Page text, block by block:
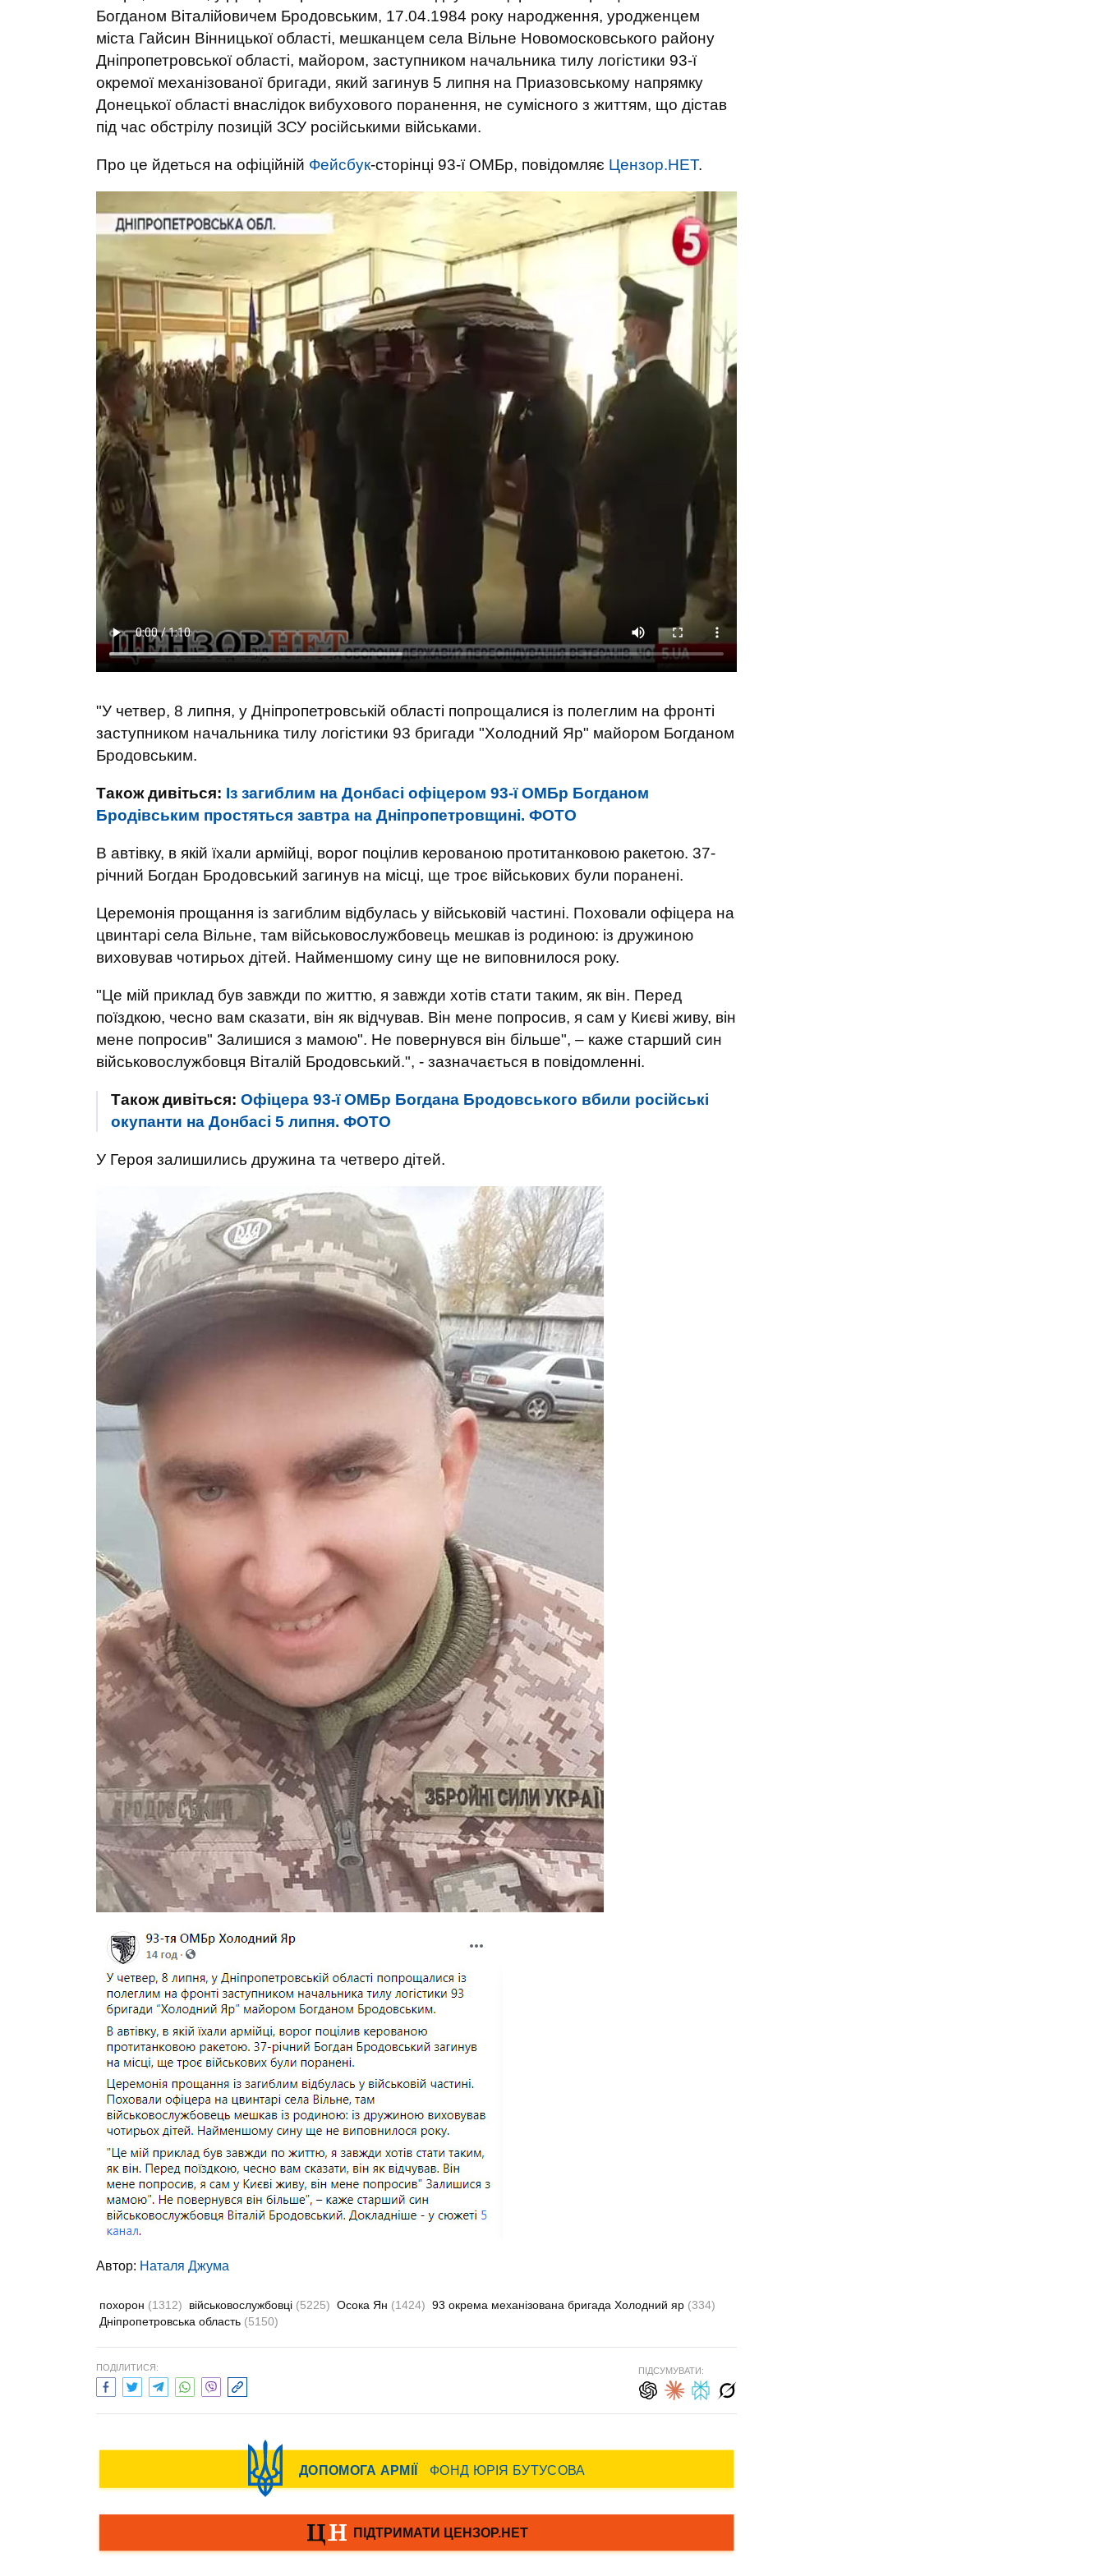
Богданом Віталійовичем Бродовським, 17.04.1984 року народження, уродженцем
міста Гайсин Вінницької області, мешканцем села Вільне Новомосковського району
Дніпропетровської області, майором, заступником начальника тилу логістики 93-ї
окремої механізованої бригади, який загинув 5 липня на Приазовському напрямку
Донецької області внаслідок вибухового поранення, не сумісного з життям, що дістав
під час обстрілу позицій ЗСУ російськими військами.
Про це йдеться на офіційній Фейсбук-сторінці 93-ї ОМБр, повідомляє Цензор.НЕТ.
"У четвер, 8 липня, у Дніпропетровській області попрощалися із полеглим на фронті
заступником начальника тилу логістики 93 бригади "Холодний Яр" майором Богданом
Бродовським.
Також дивіться: Із загиблим на Донбасі офіцером 93-ї ОМБр Богданом
Бродівським простяться завтра на Дніпропетровщині. ФОТО
В автівку, в якій їхали армійці, ворог поцілив керованою протитанковою ракетою. 37-
річний Богдан Бродовський загинув на місці, ще троє військових були поранені.
Церемонія прощання із загиблим відбулась у військовій частині. Поховали офіцера на
цвинтарі села Вільне, там військовослужбовець мешкав із родиною: із дружиною
виховував чотирьох дітей. Найменшому сину ще не виповнилося року.
"Це мій приклад був завжди по життю, я завжди хотів стати таким, як він. Перед
поїздкою, чесно вам сказати, він як відчував. Він мене попросив, я сам у Києві живу, він
мене попросив" Залишися з мамою". Не повернувся він більше", – каже старший син
військовослужбовця Віталій Бродовський.", - зазначається в повідомленні.
Також дивіться: Офіцера 93-ї ОМБр Богдана Бродовського вбили російські
окупанти на Донбасі 5 липня. ФОТО
У Героя залишились дружина та четверо дітей.
Автор: Наталя Джума
похорон (1312) військовослужбовці (5225) Осока Ян (1424) 93 окрема механізована бригада Холодний яр (334)
Дніпропетровська область (5150)
ПОДІЛИТИСЯ: ПІДСУМУВАТИ: